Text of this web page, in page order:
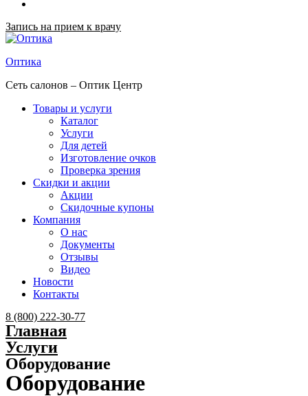
Запись на прием к врачу
Оптика
Сеть салонов – Оптик Центр
Товары и услуги
Каталог
Услуги
Для детей
Изготовление очков
Проверка зрения
Скидки и акции
Акции
Скидочные купоны
Компания
О нас
Документы
Отзывы
Видео
Новости
Контакты
Menu
8 (800) 222-30-77
Главная
Услуги
Оборудование
Оборудование